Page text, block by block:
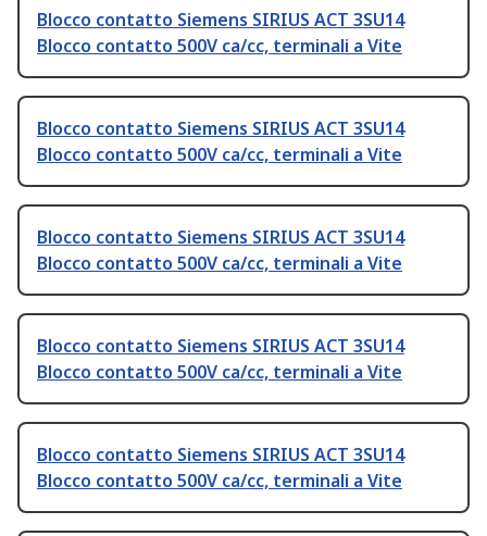
Blocco contatto Siemens SIRIUS ACT 3SU14
Blocco contatto 500V ca/cc, terminali a Vite
Blocco contatto Siemens SIRIUS ACT 3SU14
Blocco contatto 500V ca/cc, terminali a Vite
Blocco contatto Siemens SIRIUS ACT 3SU14
Blocco contatto 500V ca/cc, terminali a Vite
Blocco contatto Siemens SIRIUS ACT 3SU14
Blocco contatto 500V ca/cc, terminali a Vite
Blocco contatto Siemens SIRIUS ACT 3SU14
Blocco contatto 500V ca/cc, terminali a Vite